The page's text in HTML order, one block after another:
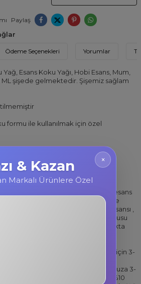
Paylaş
Ödeme Seçenekleri Yorumlar
Esans Koku Yağı, Hobi Esans, Mum,
şişede gelmektedir. Şişemiz sağlam
formu ile kullanılmak için özel
Uçucu Koku Yağı Kullanım
difüzörlerinde esans, sihirli kürede esans
esans koku, yer temizleme
esans ve mum esansı, sabun esansı ,
esansı koku yağı, bambu oda kokusu
sabun esansı, kokulu taş yağı olarakta
temizleyici gibi alanlarda 100ml su için 3-
makinesinde ise kurutma topunuza 3-
Mum yapımında %6 ila %10
×
& Kazan
Markalı Ürünlere Özel